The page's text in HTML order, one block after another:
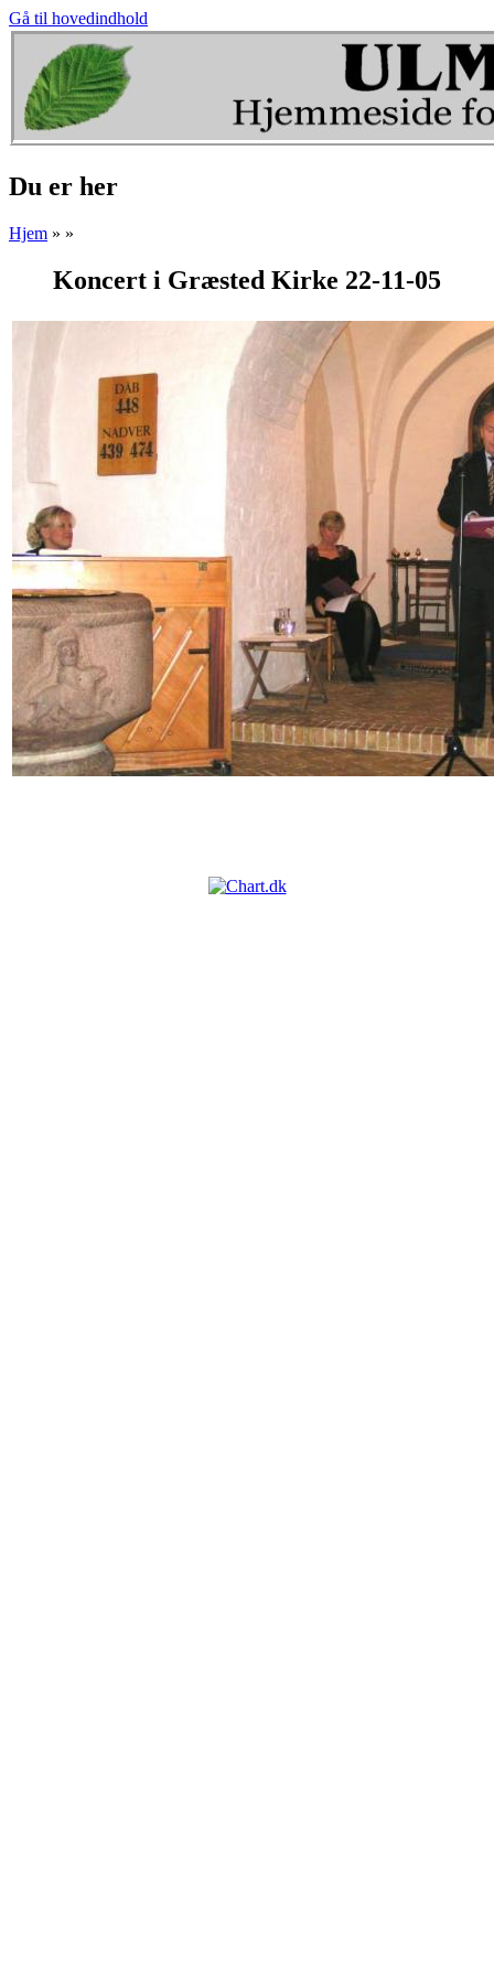
Gå til hovedindhold
Du er her
Hjem » »
Koncert i Græsted Kirke 22-11-05